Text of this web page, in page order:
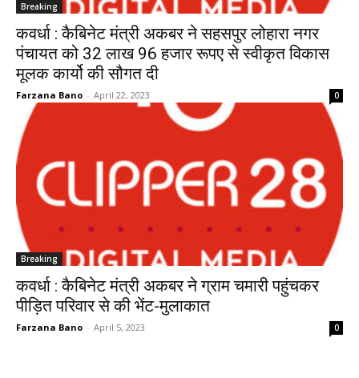
Breaking
कवर्धा : कैबिनेट मंत्री अकबर ने सहसपुर लोहारा नगर
पंचायत को 32 लाख 96 हजार रूपए से स्वीकृत विकास
मूलक कार्यो की सौगत दी
Farzana Bano - April 22, 2023 0
Breaking
कवर्धा : कैबिनेट मंत्री अकबर ने ग्राम चमारी पहुंचकर
पीड़ित परिवार से की भेंट-मुलाकात
Farzana Bano - April 5, 2023 0